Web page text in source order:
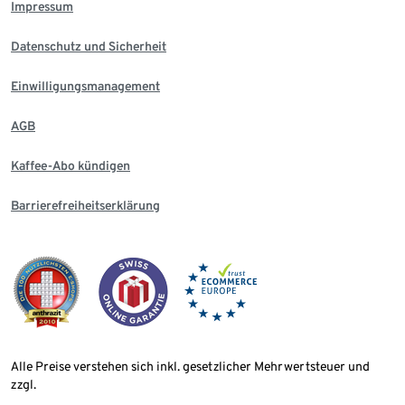
Impressum
Datenschutz und Sicherheit
Einwilligungsmanagement
AGB
Kaffee-Abo kündigen
Barrierefreiheitserklärung
Alle Preise verstehen sich inkl. gesetzlicher Mehrwertsteuer und
zzgl.